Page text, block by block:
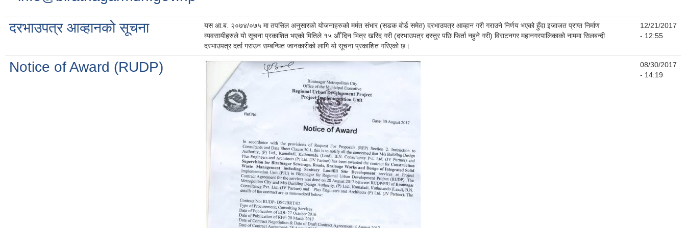
दरभाउपत्र आव्हानको सूचना
यस आ.ब. २०७४/०७५ मा तपसिल अनुसारको योजनाहरुको मर्मत संभार (सडक वोर्ड समेत) दरभाउपत्र आव्हान गरी गराउने निर्णय भएको हुँदा इजाजत प्राप्त निर्माण
व्यवसायीहरुले यो सूचना प्रकाशित भएको मितिले १५ औँ दिन भित्र खरिद गरी (दरभाउपत्र दस्तुर पछि फिर्ता नहुने गरी) विराटनगर महानगरपालिकाको नाममा सिलबन्दी
दरभाउपत्र दर्ता गराउन सम्बन्धित जानकारीको लागि यो सूचना प्रकाशित गरिएको छ।
12/21/2017
- 12:55
Notice of Award (RUDP)
08/30/2017
- 14:19